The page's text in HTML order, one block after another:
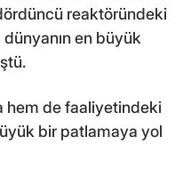
reaktöründeki
en büyük
hem de faaliyetindeki
bir patlamaya yol